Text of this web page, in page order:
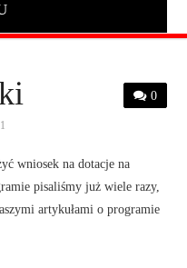
0
wniosek na dotacje na
pisaliśmy już wiele razy,
artykułami o programie